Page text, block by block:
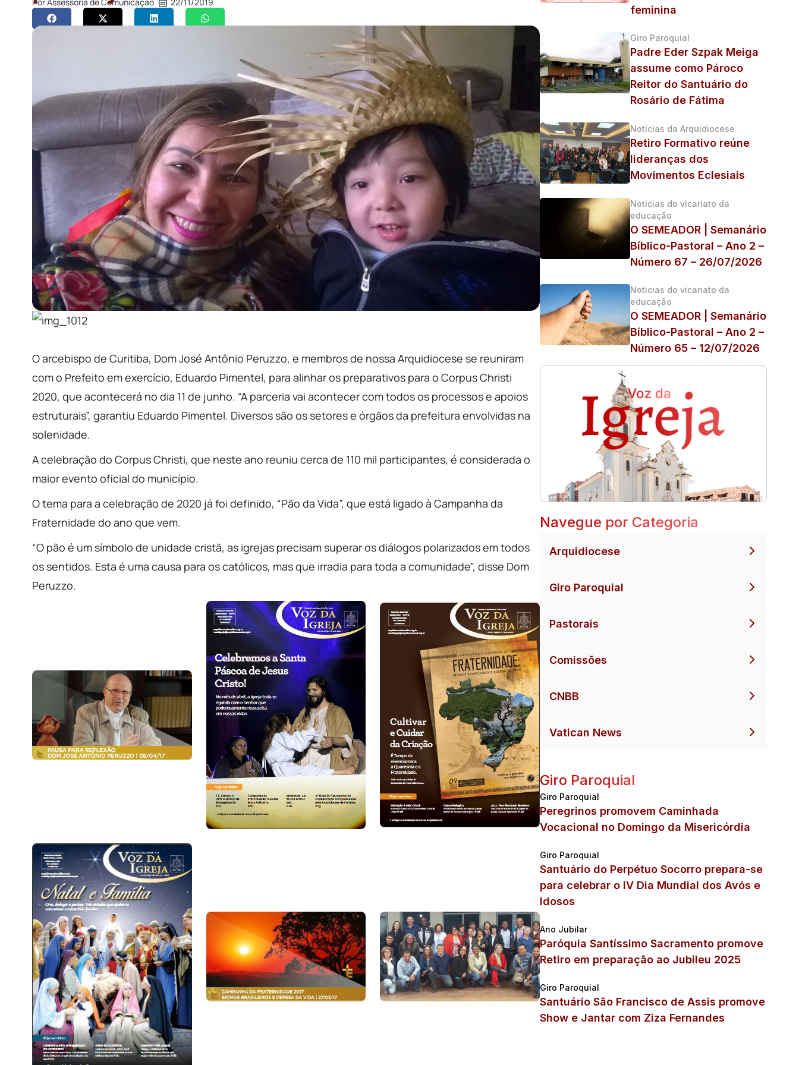
PorAssessoria de Comunicação 22/11/2019
O arcebispo de Curitiba, Dom José Antônio Peruzzo, e membros de nossa Arquidiocese se reuniram
com o Prefeito em exercício, Eduardo Pimentel, para alinhar os preparativos para o Corpus Christi
2020, que acontecerá no dia 11 de junho. “A parceria vai acontecer com todos os processos e apoios
estruturais”, garantiu Eduardo Pimentel. Diversos são os setores e órgãos da prefeitura envolvidas na
solenidade.
A celebração do Corpus Christi, que neste ano reuniu cerca de 110 mil participantes, é considerada o
maior evento oficial do município.
O tema para a celebração de 2020 já foi definido, “Pão da Vida”, que está ligado à Campanha da
Fraternidade do ano que vem.
“O pão é um símbolo de unidade cristã, as igrejas precisam superar os diálogos polarizados em todos
os sentidos. Esta é uma causa para os católicos, mas que irradia para toda a comunidade”, disse Dom
Peruzzo.
feminina
Giro Paroquial
Padre Eder Szpak Meiga
assume como Pároco
Reitor do Santuário do
Rosário de Fátima
Notícias da Arquidiocese
Retiro Formativo reúne
lideranças dos
Movimentos Eclesiais
Noticias do vicariato da
educação
O SEMEADOR | Semanário
Bíblico-Pastoral – Ano 2 –
Número 67 – 26/07/2026
Noticias do vicariato da
educação
O SEMEADOR | Semanário
Bíblico-Pastoral – Ano 2 –
Número 65 – 12/07/2026
Navegue por Categoria
Arquidiocese
Giro Paroquial
Pastorais
Comissões
CNBB
Vatican News
Giro Paroquial
Giro Paroquial
Peregrinos promovem Caminhada
Vocacional no Domingo da Misericórdia
Giro Paroquial
Santuário do Perpétuo Socorro prepara-se
para celebrar o IV Dia Mundial dos Avós e
Idosos
Ano Jubilar
Paróquia Santíssimo Sacramento promove
Retiro em preparação ao Jubileu 2025
Giro Paroquial
Santuário São Francisco de Assis promove
Show e Jantar com Ziza Fernandes